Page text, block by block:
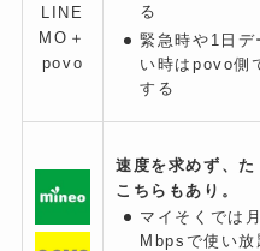
LINE
MO＋
povo
る
緊急時や1日デ
い時はpovo側
する
速度を求めず、
こちらもあり。
マイそくでは
Mbpsで使い放